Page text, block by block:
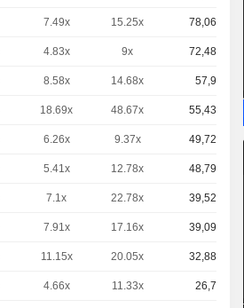
7.49x 15.25x 78,06 Md
4.83x 9x 72,48 Md
8.58x 14.68x 57,9 Md
18.69x 48.67x 55,43 Md
6.26x 9.37x 49,72 Md
5.41x 12.78x 48,79 Md
7.1x 22.78x 39,52 Md
7.91x 17.16x 39,09 Md
11.15x 20.05x 32,88 Md
4.66x 11.33x 26,7 Md